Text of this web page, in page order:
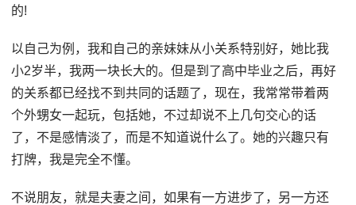
的!
以自己为例，我和自己的亲妹妹从小关系特别好，她比我
小2岁半，我两一块长大的。但是到了高中毕业之后，再好
的关系都已经找不到共同的话题了，现在，我常常带着两
个外甥女一起玩，包括她，不过却说不上几句交心的话
了，不是感情淡了，而是不知道说什么了。她的兴趣只有
打牌，我是完全不懂。
不说朋友，就是夫妻之间，如果有一方进步了，另一方还